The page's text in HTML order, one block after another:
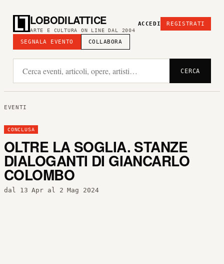
LOBODILATTICE
ARTE E CULTURA ON LINE DAL 2004
SEGNALA EVENTO COLLABORA
ACCEDI REGISTRATI
CERCA
EVENTI
CONCLUSA
OLTRE LA SOGLIA. STANZE
DIALOGANTI DI GIANCARLO
COLOMBO
dal 13 Apr al 2 Mag 2024